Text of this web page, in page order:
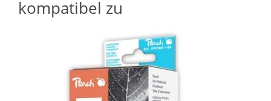
kompatibel zu